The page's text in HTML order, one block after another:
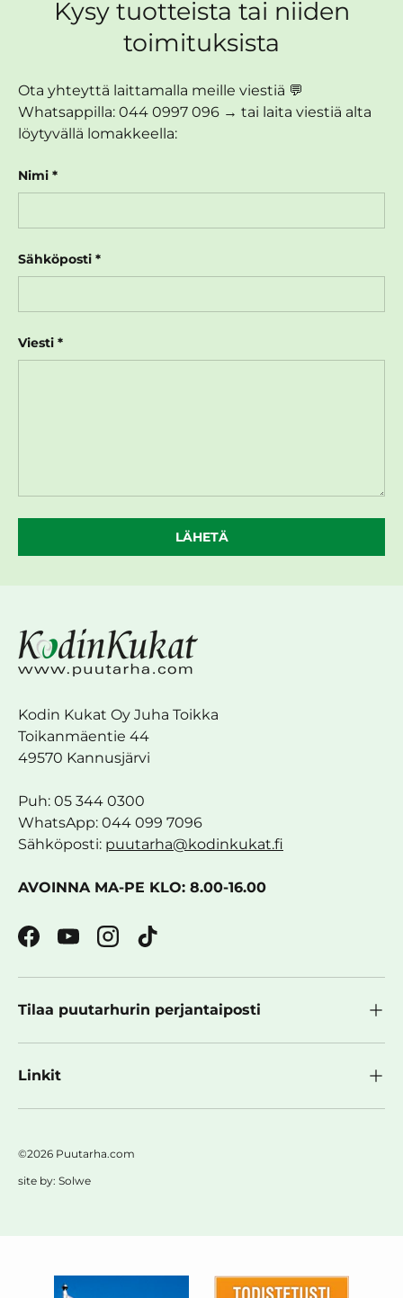
Kysy tuotteista tai niiden
toimituksista
Ota yhteyttä laittamalla meille viestiä 💬
Whatsappilla: 044 0997 096 → tai laita viestiä alta
löytyvällä lomakkeella:
Nimi
Sähköposti
Viesti
LÄHETÄ
Kodin Kukat Oy Juha Toikka
Toikanmäentie 44
49570 Kannusjärvi
Puh: 05 344 0300
WhatsApp: 044 099 7096
Sähköposti: puutarha@kodinkukat.fi
AVOINNA MA-PE KLO: 8.00-16.00
Facebook
YouTubeInstagram
TikTok
Tilaa puutarhurin perjantaiposti
Linkit
©2026 Puutarha.com
site by: Solwe